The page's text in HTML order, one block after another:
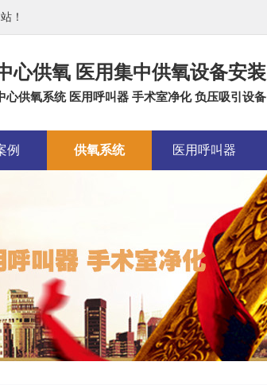
！
心供氧 医用集中供氧设备安装
心供氧系统 医用呼叫器 手术室净化 负压吸引设备
例 供氧系统 医用呼叫器